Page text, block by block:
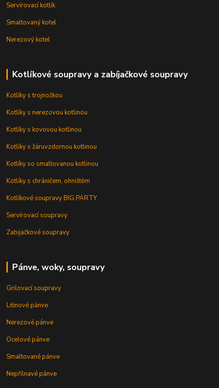
Servírovací kotlík
Smaltovaný kotel
Nerezový kotel
Kotlíkové soupravy a zabíjačkové soupravy
Kotlíky s trojnožkou
Kotlíky s nerezovou kotlinou
Kotlíky s kovovou kotlinou
Kotlíky s žáruvzdornou kotlinou
Kotlíky so smaltovanou kotlinou
Kotlíky s chráničem, ohništěm
Kotlíkové soupravy BIG PARTY
Servírovací soupravy
Zabijačkové soupravy
Pánve, woky, soupravy
Grilovací soupravy
Litinové pánve
Nerezové pánve
Ocelové pánve
Smaltované pánve
Nepřilnavé pánve